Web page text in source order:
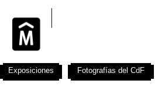
Exposiciones Fotografías del CdF